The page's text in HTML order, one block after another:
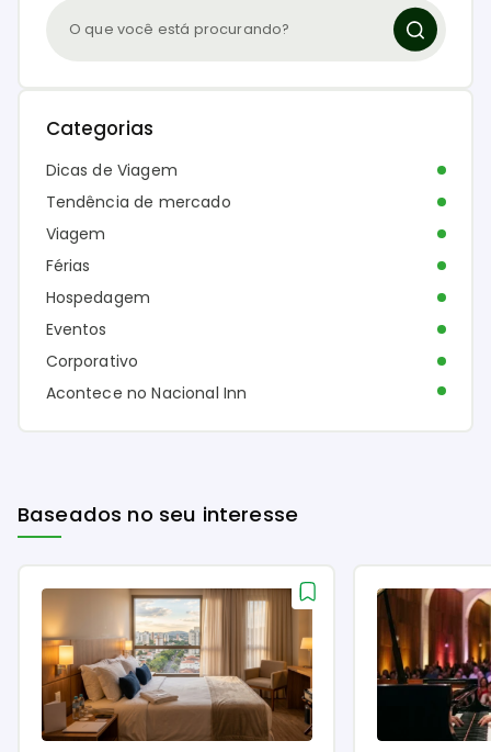
Categorias
Dicas de Viagem
Tendência de mercado
Viagem
Férias
Hospedagem
Eventos
Corporativo
Acontece no Nacional Inn
Baseados no seu interesse